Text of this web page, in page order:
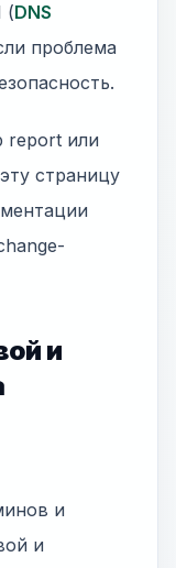
(DNS
проблема
report или
страницу
и
и
и